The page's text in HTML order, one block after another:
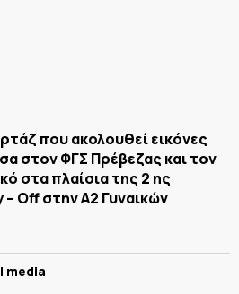
που ακολουθεί εικόνες
στον ΦΓΣ Πρέβεζας και τον
στα πλαίσια της 2 ης
Off στην Α2 Γυναικών
media